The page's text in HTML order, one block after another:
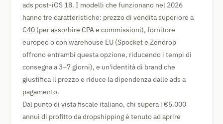
ads post-iOS 18. I modelli che funzionano nel 2026
hanno tre caratteristiche: prezzo di vendita superiore a
€40 (per assorbire CPA e commissioni), fornitore
europeo o con warehouse EU (Spocket e Zendrop
offrono entrambi questa opzione, riducendo i tempi di
consegna a 3–7 giorni), e un'identità di brand che
giustifica il prezzo e riduce la dipendenza dalle ads a
pagamento.
Dal punto di vista fiscale italiano, chi supera i €5.000
annui di profitto da dropshipping è tenuto ad aprire